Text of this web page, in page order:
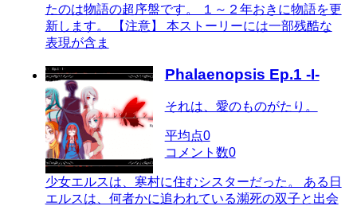
たのは物語の超序盤です。 １～２年おきに物語を更
新します。 【注意】 本ストーリーには一部残酷な
表現が含ま
Phalaenopsis Ep.1 -I-
それは、愛のものがたり。
平均点0
コメント数0
少女エルスは、寒村に住むシスターだった。 ある日
エルスは、何者かに追われている瀕死の双子と出会